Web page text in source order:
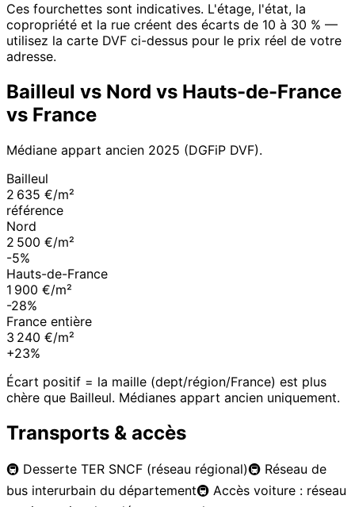
Ces fourchettes sont indicatives. L'étage, l'état, la
copropriété et la rue créent des écarts de 10 à 30 % —
utilisez la carte DVF ci-dessus pour le prix réel de votre
adresse.
Bailleul vs Nord vs Hauts-de-France
vs France
Médiane appart ancien 2025 (DGFiP DVF).
Bailleul
2 635 €/m²
référence
Nord
2 500 €/m²
-5%
Hauts-de-France
1 900 €/m²
-28%
France entière
3 240 €/m²
+23%
Écart positif = la maille (dept/région/France) est plus
chère que Bailleul. Médianes appart ancien uniquement.
Transports & accès
🚇 Desserte TER SNCF (réseau régional)🚇 Réseau de
bus interurbain du département🚇 Accès voiture : réseau